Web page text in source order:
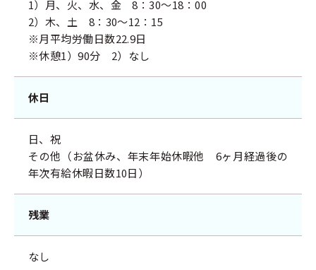
1）月、火、水、金 8：30～18：00
2）木、土 8：30～12：15
※月平均労働日数22.9日
※休憩1）90分 2）なし
休日
日、祝
その他（お盆休み、年末年始休暇他 6ヶ月経過後の
年次有給休暇日数10日）
残業
なし